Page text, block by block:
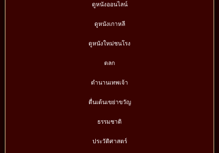
ดูหนังออนไลน์
ดูหนังเกาหลี
ดูหนังใหม่ชนโรง
ตลก
ตำนานเทพเจ้า
ตื่นเต้นเขย่าขวัญ
ธรรมชาติ
ประวัติศาสตร์